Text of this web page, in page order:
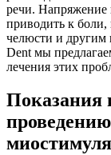
речи.
приводить к
челюсти и
Dent мы
лечения этих
Показания